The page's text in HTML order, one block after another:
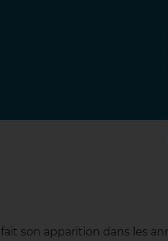
son apparition dans les